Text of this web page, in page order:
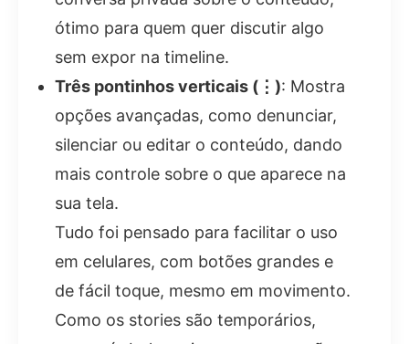
ótimo para quem quer discutir algo
sem expor na timeline.
Três pontinhos verticais (⋮): Mostra
opções avançadas, como denunciar,
silenciar ou editar o conteúdo, dando
mais controle sobre o que aparece na
sua tela.
Tudo foi pensado para facilitar o uso
em celulares, com botões grandes e
de fácil toque, mesmo em movimento.
Como os stories são temporários,